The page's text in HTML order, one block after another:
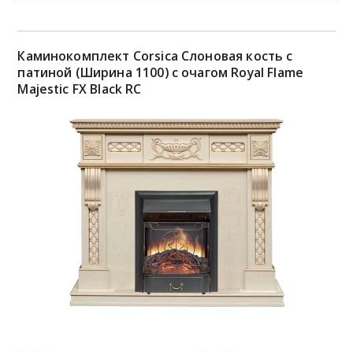
Каминокомплект Corsica Слоновая кость с
патиной (Ширина 1100) с очагом Royal Flame
Majestic FX Black RC